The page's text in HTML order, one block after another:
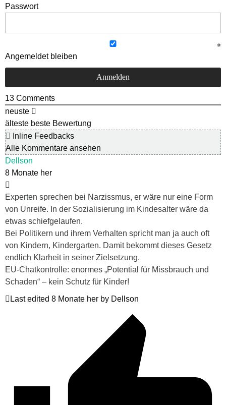
Passwort
Angemeldet bleiben
13 Comments
neuste
älteste beste Bewertung
Inline Feedbacks
Alle Kommentare ansehen
Dellson
8 Monate her
Experten sprechen bei Narzissmus, er wäre nur eine Form
von Unreife. In der Sozialisierung im Kindesalter wäre da
etwas schiefgelaufen.
Bei Politikern und ihrem Verhalten spricht man ja auch oft
von Kindern, Kindergarten. Damit bekommt dieses Gesetz
endlich Klarheit in seiner Zielsetzung.
EU-Chatkontrolle: enormes „Potential für Missbrauch und
Schaden“ – kein Schutz für Kinder!
Last edited 8 Monate her by Dellson